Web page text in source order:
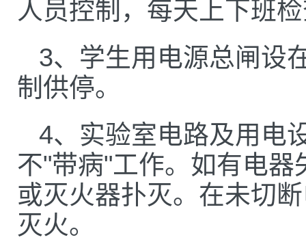
人员控制，每天上下班
3、学生用电源总闸设
制供停。
4、实验室电路及用电
不"带病"工作。如有电
或灭火器扑灭。在未切
灭火。